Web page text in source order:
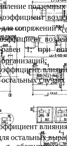
для сопряженийk
равен 1; при
организаций;
остальных случаях
остальных